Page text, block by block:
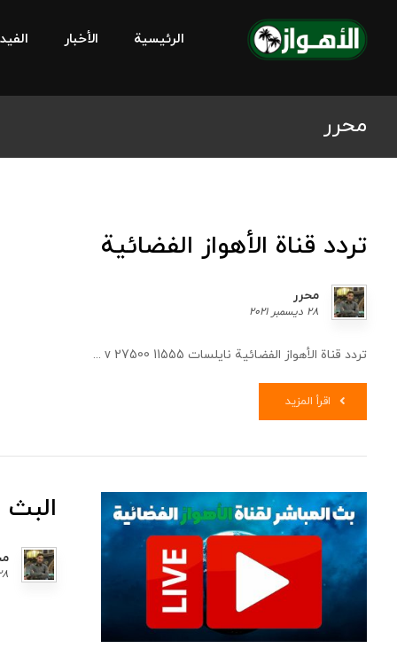
الرئيسية الأخبار
محرر
تردد قناة الأهواز الفضائية
محرر
٢٨ ديسمبر ٢٠٢١
تردد قناة الأهواز الفضائية نايلسات 11555 v 27500 ...
اقرأ المزيد
البث
٢٨